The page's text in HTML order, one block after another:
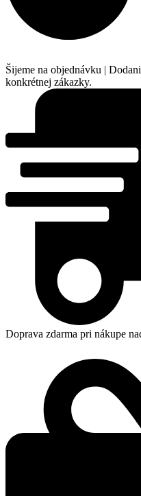
Šijeme na objednávku |
konkrétnej zákazky.
Doprava zdarma pri nákupe